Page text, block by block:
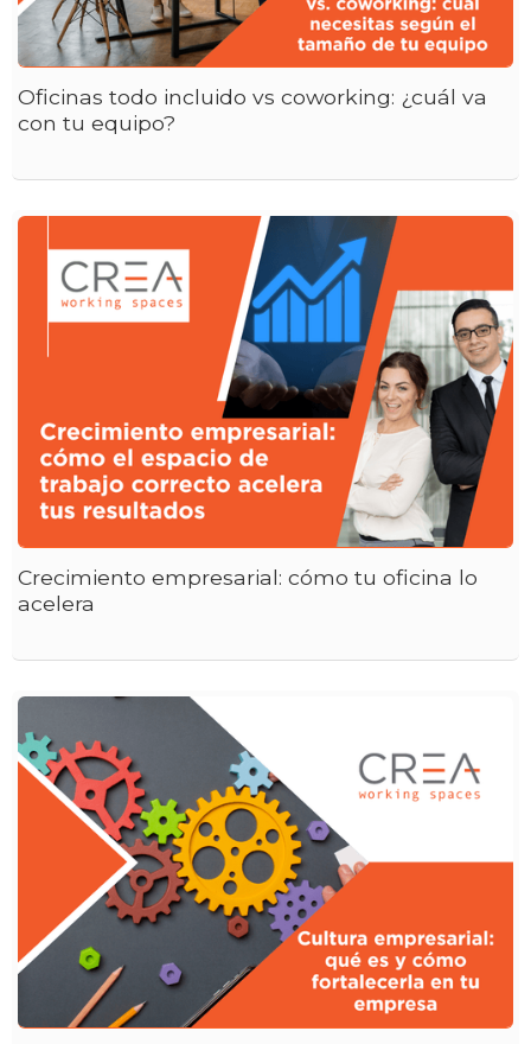
Oficinas todo incluido vs coworking: ¿cuál va
con tu equipo?
Crecimiento empresarial: cómo tu oficina lo
acelera